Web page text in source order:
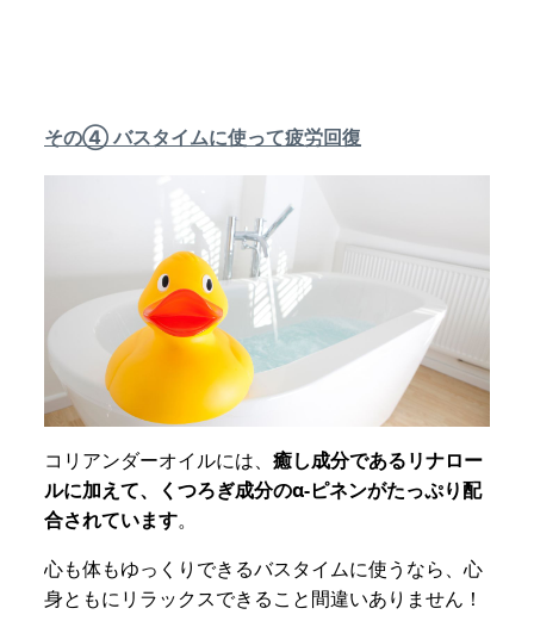
その④ バスタイムに使って疲労回復
コリアンダーオイルには、 癒し成分であるリナロー
ルに加えて、くつろぎ成分のα-ピネンがたっぷり配
合されています。
心も体もゆっくりできるバスタイムに使うなら、心
身ともにリラックスできること間違いありません！